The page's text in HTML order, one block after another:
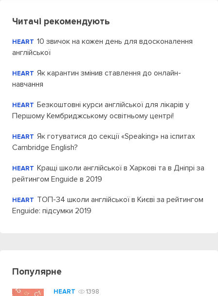
Читачі рекомендують
HEART 10 звичок на кожен день для вдосконалення
англійської
HEART Як карантин змінив ставлення до онлайн-
навчання
HEART Безкоштовні курси англійської для лікарів у
Першому Кембриджському освітньому центрі!
HEART Як готуватися до секції «Speaking» на іспитах
Cambridge English?
HEART Кращі школи англійської в Харкові та в Дніпрі за
рейтингом Enguide в 2019
HEART ТОП-34 школи англійської в Києві за рейтингом
Enguide: підсумки 2019
Популярне
HEART 1398